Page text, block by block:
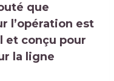
que
l’opération est
et conçu pour
la ligne